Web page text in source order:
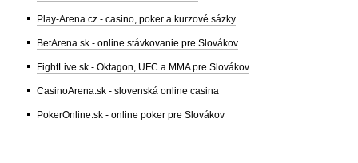
Play-Arena.cz - casino, poker a kurzové sázky
BetArena.sk - online stávkovanie pre Slovákov
FightLive.sk - Oktagon, UFC a MMA pre Slovákov
CasinoArena.sk - slovenská online casina
PokerOnline.sk - online poker pre Slovákov